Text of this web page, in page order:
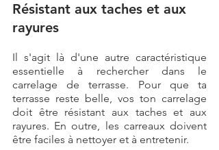
Résistant aux taches et aux
rayures
Il s'agit là d'une autre caractéristique
essentielle à rechercher dans le
carrelage de terrasse. Pour que ta
terrasse reste belle, vos ton carrelage
doit être résistant aux taches et aux
rayures. En outre, les carreaux doivent
être faciles à nettoyer et à entretenir.